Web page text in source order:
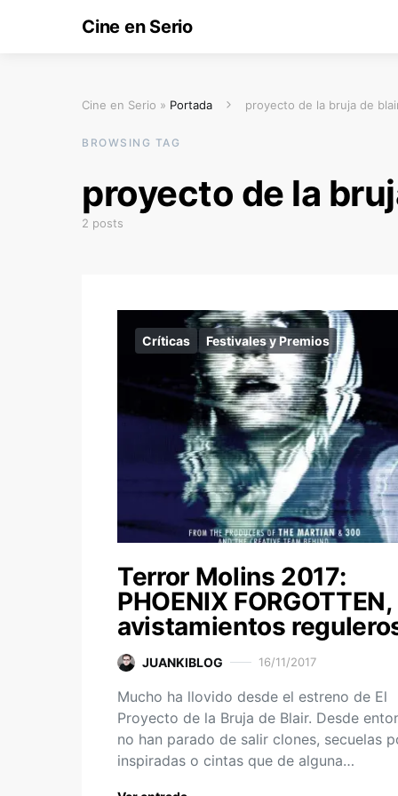
Cine en Serio
Cine en Serio » Portada proyecto de la bruja de
BROWSING TAG
proyecto de la
2 posts
Críticas Festivales y Premios
Terror Molins 2017:
PHOENIX FORGOTTEN,
avistamientos
JUANKIBLOG 16/11/2017
Mucho ha llovido desde el estreno de El
Proyecto de la Bruja de Blair. Desde
no han parado de salir clones, secuelas
inspiradas o cintas que de alguna…